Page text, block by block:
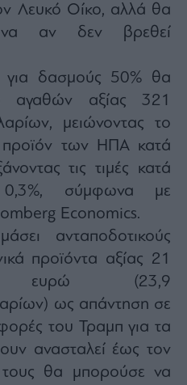
Λευκό Οίκο, αλλά θα
αν δεν βρεθεί
για δασμούς 50% θα
αγαθών αξίας 321
μειώνοντας το
προϊόν των ΗΠΑ κατά
τις τιμές κατά
0,3%, σύμφωνα με
Economics.
ανταποδοτικούς
προϊόντα αξίας 21
ευρώ (23,9
ως απάντηση σε
του Τραμπ για τα
ανασταλεί έως τον
θα μπορούσε να